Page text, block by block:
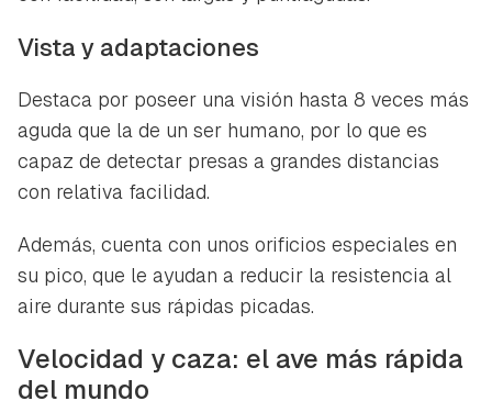
Vista y adaptaciones
Destaca por poseer una visión hasta 8 veces más
aguda que la de un ser humano, por lo que es
capaz de detectar presas a grandes distancias
con relativa facilidad.
Además, cuenta con unos orificios especiales en
su pico, que le ayudan a reducir la resistencia al
aire durante sus rápidas picadas.
Velocidad y caza: el ave más rápida
del mundo